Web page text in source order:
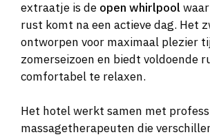
extraatje is de open whirlpool
rust komt na een actieve dag. Het
ontworpen voor maximaal plezier
zomerseizoen en biedt voldoende
comfortabel te relaxen.
Het hotel werkt samen met
massagetherapeuten die